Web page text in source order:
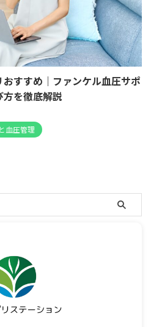
おすすめ｜ファンケル血圧サポ
を徹底解説
血圧管理